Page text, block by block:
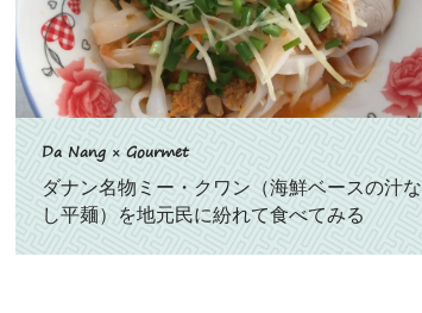
Da Nang × Gourmet
ダナン名物ミー・クワン（海鮮ベースの汁な
し平麺）を地元民に紛れて食べてみる